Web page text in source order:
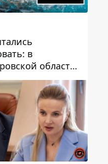
в
области
мальчик утонул